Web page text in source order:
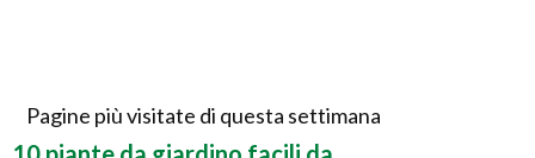
Pagine più visitate di questa settimana